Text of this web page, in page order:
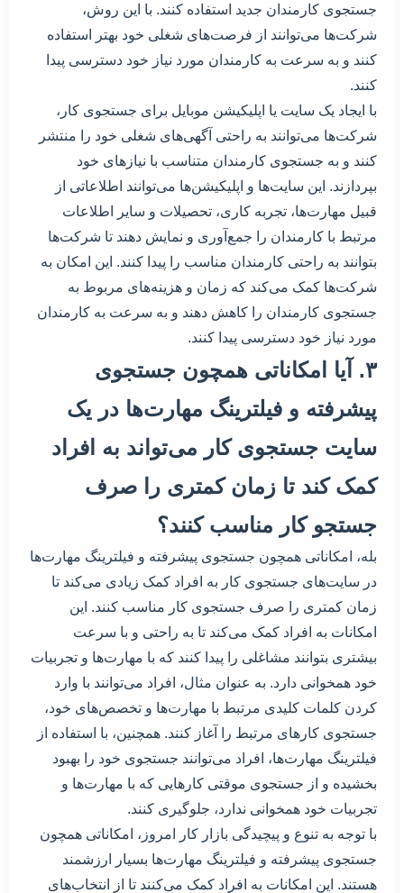
جستجوی کارمندان جدید استفاده کنند. با این روش،
شرکت‌ها می‌توانند از فرصت‌های شغلی خود بهتر استفاده
کنند و به سرعت به کارمندان مورد نیاز خود دسترسی پیدا
کنند.
با ایجاد یک سایت یا اپلیکیشن موبایل برای جستجوی کار،
شرکت‌ها می‌توانند به راحتی آگهی‌های شغلی خود را منتشر
کنند و به جستجوی کارمندان متناسب با نیازهای خود
بپردازند. این سایت‌ها و اپلیکیشن‌ها می‌توانند اطلاعاتی از
قبیل مهارت‌ها، تجربه کاری، تحصیلات و سایر اطلاعات
مرتبط با کارمندان را جمع‌آوری و نمایش دهند تا شرکت‌ها
بتوانند به راحتی کارمندان مناسب را پیدا کنند. این امکان به
شرکت‌ها کمک می‌کند که زمان و هزینه‌های مربوط به
جستجوی کارمندان را کاهش دهند و به سرعت به کارمندان
مورد نیاز خود دسترسی پیدا کنند.
۳. آیا امکاناتی همچون جستجوی
پیشرفته و فیلترینگ مهارت‌ها در یک
سایت جستجوی کار می‌تواند به افراد
کمک کند تا زمان کمتری را صرف
جستجو کار مناسب کنند؟
بله، امکاناتی همچون جستجوی پیشرفته و فیلترینگ مهارت‌ها
در سایت‌های جستجوی کار به افراد کمک زیادی می‌کند تا
زمان کمتری را صرف جستجوی کار مناسب کنند. این
امکانات به افراد کمک می‌کند تا به راحتی و با سرعت
بیشتری بتوانند مشاغلی را پیدا کنند که با مهارت‌ها و تجربیات
خود همخوانی دارد. به عنوان مثال، افراد می‌توانند با وارد
کردن کلمات کلیدی مرتبط با مهارت‌ها و تخصص‌های خود،
جستجوی کارهای مرتبط را آغاز کنند. همچنین، با استفاده از
فیلترینگ مهارت‌ها، افراد می‌توانند جستجوی خود را بهبود
بخشیده و از جستجوی موقتی کارهایی که با مهارت‌ها و
تجربیات خود همخوانی ندارد، جلوگیری کنند.
با توجه به تنوع و پیچیدگی بازار کار امروز، امکاناتی همچون
جستجوی پیشرفته و فیلترینگ مهارت‌ها بسیار ارزشمند
هستند. این امکانات به افراد کمک می‌کنند تا از انتخاب‌های